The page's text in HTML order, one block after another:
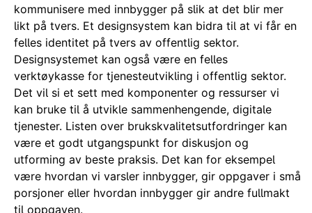
kommunisere med innbygger på slik at det blir mer
likt på tvers. Et designsystem kan bidra til at vi får en
felles identitet på tvers av offentlig sektor.
Designsystemet kan også være en felles
verktøykasse for tjenesteutvikling i offentlig sektor.
Det vil si et sett med komponenter og ressurser vi
kan bruke til å utvikle sammenhengende, digitale
tjenester. Listen over brukskvalitetsutfordringer kan
være et godt utgangspunkt for diskusjon og
utforming av beste praksis. Det kan for eksempel
være hvordan vi varsler innbygger, gir oppgaver i små
porsjoner eller hvordan innbygger gir andre fullmakt
til oppgaven.